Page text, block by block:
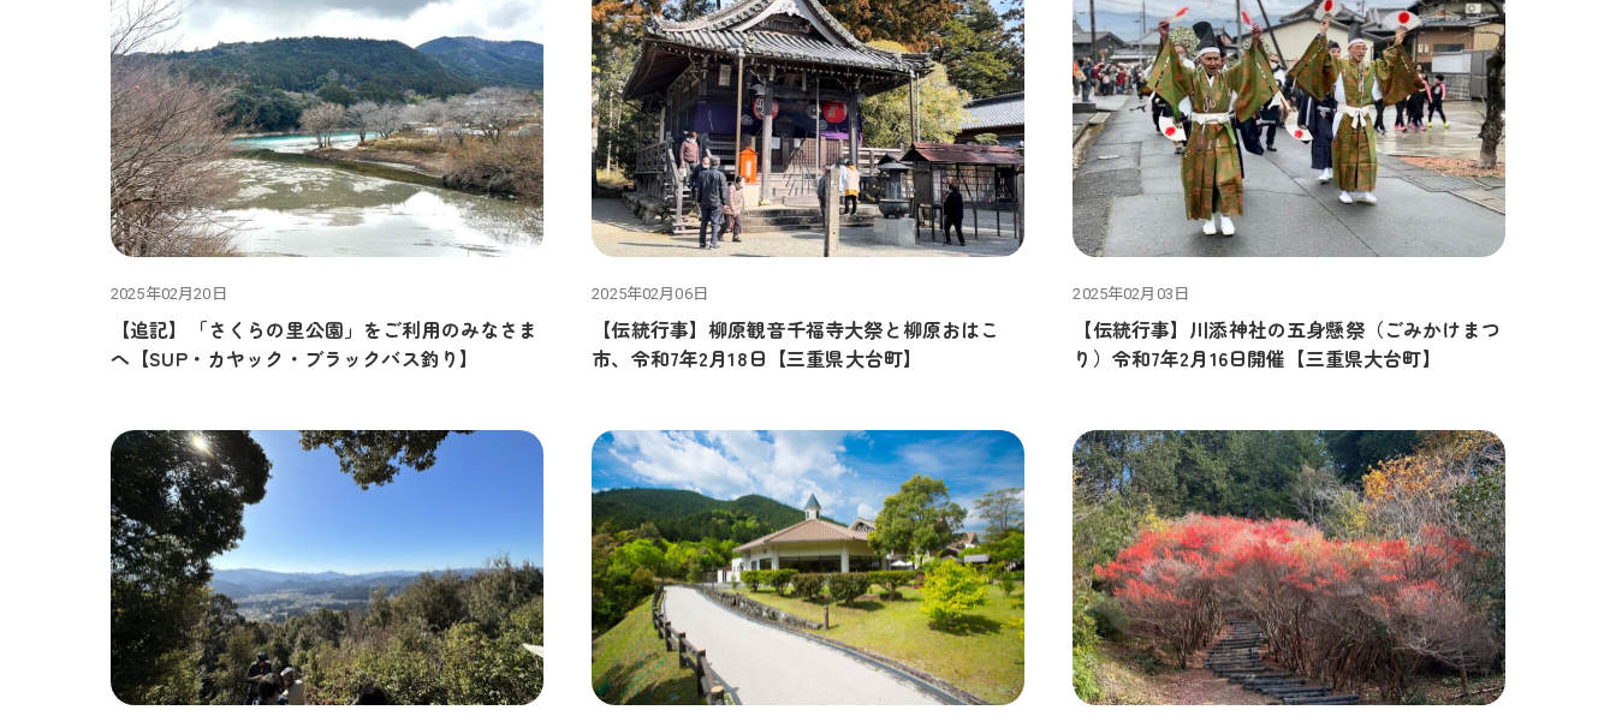
2025年02月20日
【追記】「さくらの里公園」をご利用のみなさま
へ【SUP・カヤック・ブラックバス釣り】
2025年02月06日
【伝統行事】柳原観音千福寺大祭と柳原おはこ
市、令和7年2月18日【三重県大台町】
2025年02月03日
【伝統行事】川添神社の五身懸祭（ごみかけまつ
り）令和7年2月16日開催【三重県大台町】